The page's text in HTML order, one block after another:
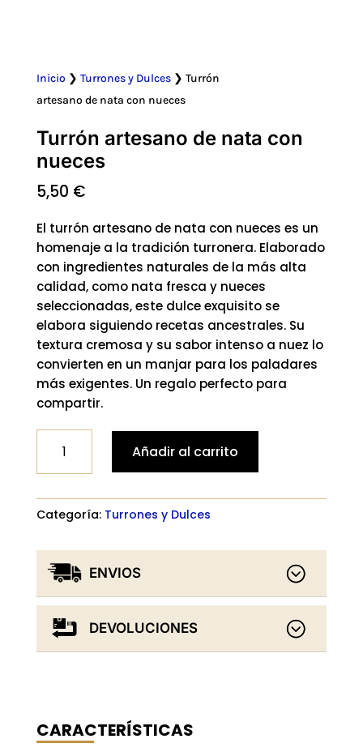
Inicio ❯ Turrones y Dulces❯ Turrón
artesano de nata con nueces
Turrón artesano de nata con
nueces
5,50 €
El turrón artesano de nata con nueces es un
homenaje a la tradición turronera. Elaborado
con ingredientes naturales de la más alta
calidad, como nata fresca y nueces
seleccionadas, este dulce exquisito se
elabora siguiendo recetas ancestrales. Su
textura cremosa y su sabor intenso a nuez lo
convierten en un manjar para los paladares
más exigentes. Un regalo perfecto para
compartir.
nueces
cantidad
Añadir al carrito
Categoría: Turrones y Dulces
ENVIOS
DEVOLUCIONES
CARACTERÍSTICAS